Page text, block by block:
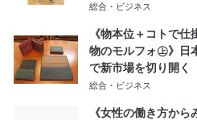
総合・ビジネス
《物本位＋コトで仕
物のモルフォ㊤》日
で新市場を切り開く
総合・ビジネス
《女性の働き方から